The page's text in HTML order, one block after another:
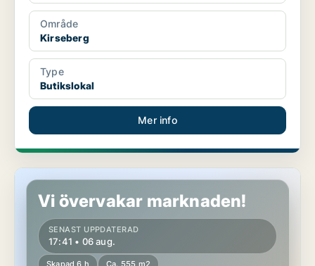
Område
Kirseberg
Type
Butikslokal
Mer info
Butikslokal i Kirseberg
Vi övervakar marknaden!
SENAST UPPDATERAD
17:41 • 06 aug.
Skapad 6 h Ca. 555 m2